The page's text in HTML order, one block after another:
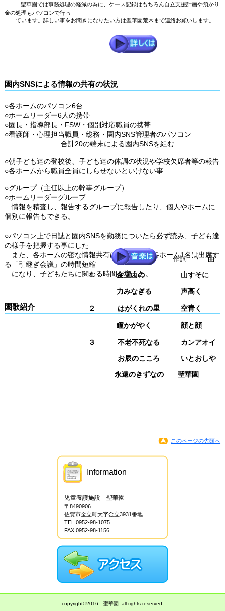
作詞 ・ 曲
１ 金立山の 山すそに
力みなぎる 声高く
２ はがくれの里 空青く
瞳かがやく 顔と顔
３ 不老不死なる カンアオイ
お辰のこころ いとおしや
永遠のきずなの 聖華園
聖華園では事務処理の軽減の為に、ケース記録はもちろん自立支援計画や預かり
金の処理もパソコンで行っ
ています。詳しい事をお聞きになりたい方は聖華園荒木まで連絡お願いします。
園内SNSによる情報の共有の状況
○各ホームのパソコン6台
○ホームリーダー6人の携帯
○園長・指導部長・ FSW・個別対応職員の携帯
○看護師・心理担当職員・総務・園内SNS管理者のパソコン
合計20の端末による園内SNSを組む
○朝子ども達の登校後、子ども達の体調の状況や学校欠席者等の報告
○各ホームから職員全員にしらせないといけない事
○グループ（主任以上の幹事グループ）
○ホームリーダーグループ
情報を精査し、報告するグループに報告したり、個人やホームに
個別に報告もできる。
○パソコン上で日誌と園内SNSを勤務についたら必ず読み、子ども達
の様子を把握する事にした
また、各ホームの密な情報共有はもとより、各ホーム1名は出席す
る「引継ぎ会議」の時間短縮
になり、子どもたちに関わる時間が増えた。
園歌紹介
このページの先頭へ
Information
児童養護施設 聖華園
〒8490906
佐賀市金立町大字金立3931番地
TEL.0952-98-1075
FAX.0952-98-1156
copyright©2016 聖華園 all rights reserved.